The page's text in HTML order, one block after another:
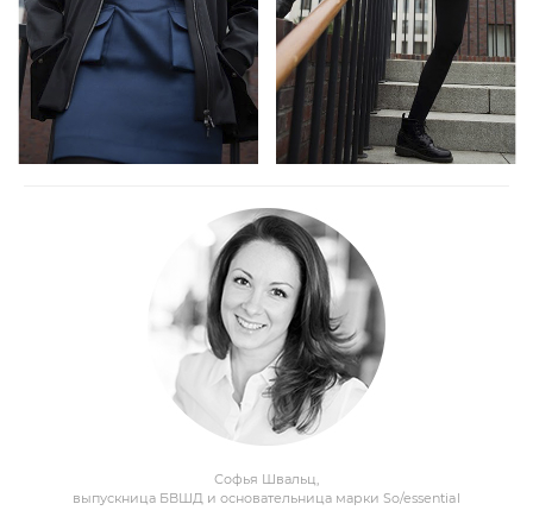
Софья Швальц,
выпускница БВШД и основательница марки So/essential